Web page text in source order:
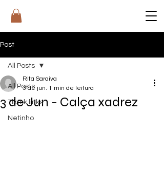
RIT
Post
All Posts
Tiktok links
Netinho
All Posts
3 de Jun - Calça xadrez
Rita Saraiva
3 de jun. 1 min de leitura